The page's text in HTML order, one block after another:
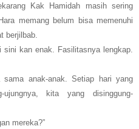
Kak Hamidah masih sering
memang belum bisa memenuhi
berjilbab.
sini kan enak. Fasilitasnya lengkap.
sama anak-anak. Setiap hari yang
ujungnya, kita yang disinggung-
mereka?”